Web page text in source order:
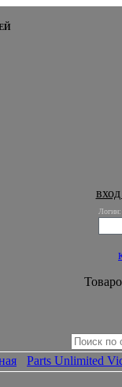
Логин:
Parts Unlimited